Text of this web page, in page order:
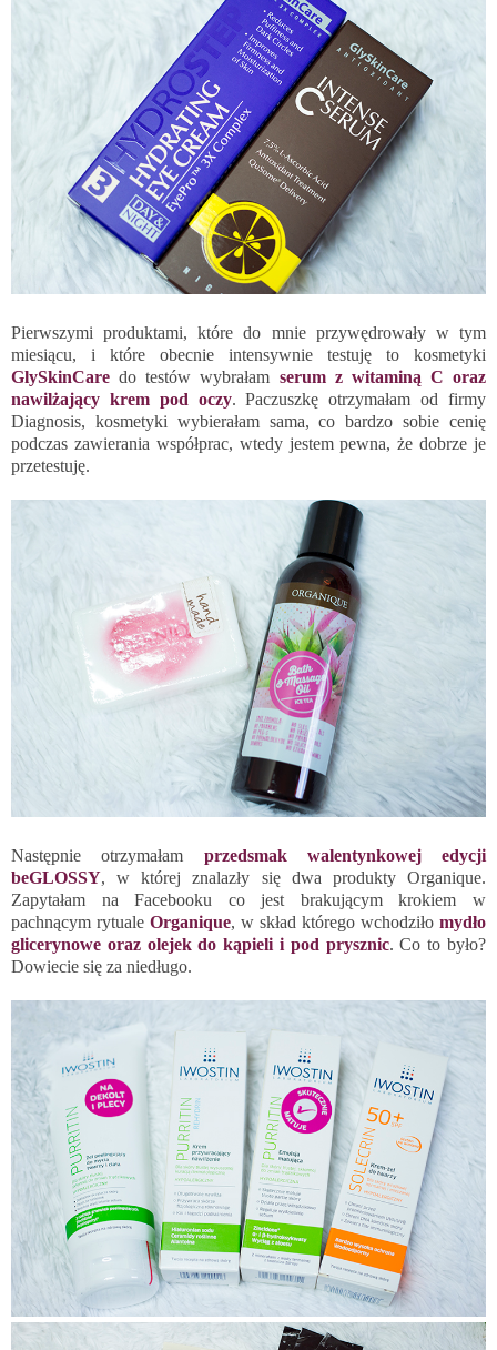
Pierwszymi produktami, które do mnie przywędrowały w tym
miesiącu, i które obecnie intensywnie testuję to kosmetyki
GlySkinCare do testów wybrałam serum z witaminą C oraz
nawilżający krem pod oczy. Paczuszkę otrzymałam od firmy
Diagnosis, kosmetyki wybierałam sama, co bardzo sobie cenię
podczas zawierania współprac, wtedy jestem pewna, że dobrze je
przetestuję.
Następnie otrzymałam przedsmak walentynkowej edycji
beGLOSSY, w której znalazły się dwa produkty Organique.
Zapytałam na Facebooku co jest brakującym krokiem w
pachnącym rytuale Organique, w skład którego wchodziło mydło
glicerynowe oraz olejek do kąpieli i pod prysznic. Co to było?
Dowiecie się za niedługo.